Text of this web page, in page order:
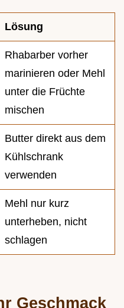
Lösung
Rhabarber vorher
marinieren oder Mehl
unter die Früchte
mischen
Butter direkt aus dem
Kühlschrank
verwenden
Mehl nur kurz
unterheben, nicht
schlagen
Geschmack